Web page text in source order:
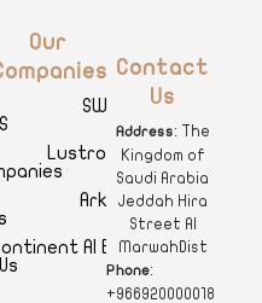
Our
SWAR
Lustro Clinics
Arkan
Al Ertiqaa Hotel
Contact
Us
Address: The
Kingdom of
Saudi Arabia
Jeddah Hira
Street Al
MarwahDist
Phone:
+966920000018